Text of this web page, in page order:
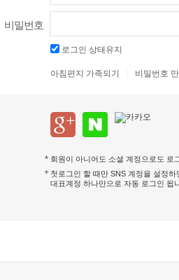
비밀번호
로그인 상태유지
아침편지 가족되기 비밀번호 만
회원이 아니어도 소셜 계정으로도 로
첫로그인 할 때만 SNS 계정을 설정하
대표계정 하나만으로 자동 로그인 됩